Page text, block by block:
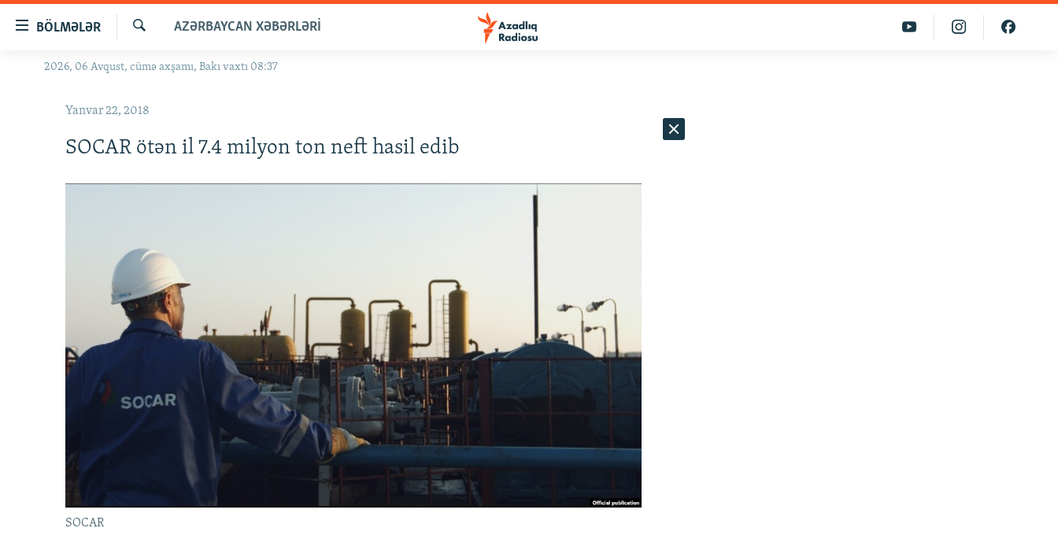
naviqasiyaya
BÖLMƏLƏR
GÜNDƏM
#ƏSLINDƏ
FƏRQƏ BAX
İNFOQRAFIKA
AZƏRBAYCAN ƏDƏBIYYATI KITABXANASI
İSLAM VƏ DEMOKRATIYA
İZ - MƏDƏNIYYƏT PROQRAMI
MISSIYAMIZ
PEŞƏ ETIKASI VƏ JURNALISTIKA
STANDARTLARIMIZ
MATERIALLARIMIZDAN ISTIFADƏ
AZADLIQRADIOSU MOBIL TELEFONUNUZDA
Axtar
AZƏRBAYCAN XƏBƏRLƏRI
2026, 06 Avqust, cümə axşamı, Bakı vaxtı 08:37
Yanvar 22, 2018
SOCAR ötən il 7.4 milyon ton neft hasil edib
SOCAR